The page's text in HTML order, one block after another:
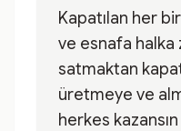
Kapatılan her
ve esnafa
satmaktan
üretmeye ve
herkes kazansın